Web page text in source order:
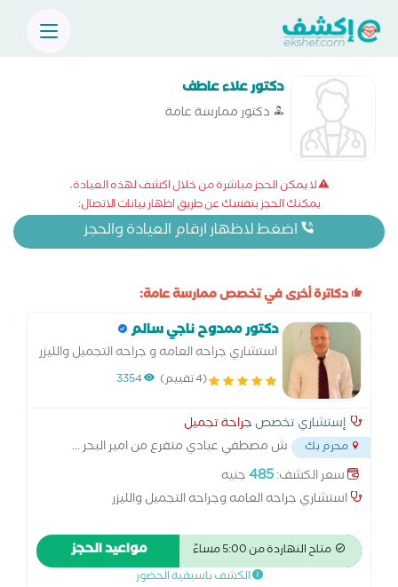
دكتور علاء عاطف
دكتور ممارسة عامة
لا يمكن الحجز مباشرة من خلال اكشف لهذه العيادة،
يمكنك الحجز بنفسك عن طريق اظهار بيانات الاتصال:
اضغط لاظهار ارقام العيادة والحجز
دكاترة أخرى في تخصص ممارسة عامة:
دكتور ممدوح ناجي سالم
استشاري جراحه العامه و جراحه التجميل والليزر
(4 تقييم) 3354
إستشاري تخصص جراحة تجميل
محرم بك ش مصطفي عبادي متفرع من امير البحر...
سعر الكشف:485جنيه
استشاري جراحه العامه وجراحه التجميل والليزر
متاح النهاردة من 5:00 مساءً مواعيد الحجز
الكشف باسبقية الحضور